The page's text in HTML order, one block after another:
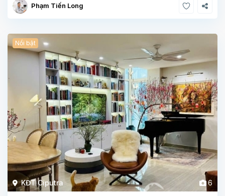
Phạm Tiến Long
KĐT Ciputra 6
Nổi bật